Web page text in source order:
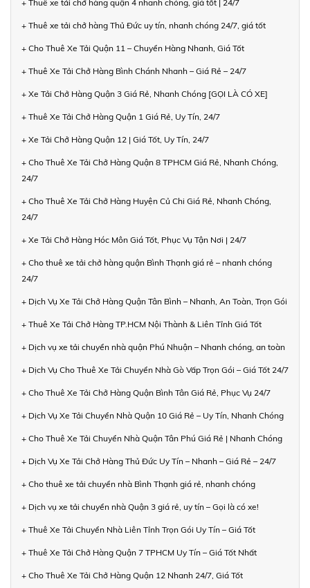
+ Thuê xe tải chở hàng quận 4 nhanh chóng, giá tốt | 24/7
+ Thuê xe tải chở hàng Thủ Đức uy tín, nhanh chóng 24/7, giá tốt
+ Cho Thuê Xe Tải Quận 11 – Chuyển Hàng Nhanh, Giá Tốt
+ Thuê Xe Tải Chở Hàng Bình Chánh Nhanh – Giá Rẻ – 24/7
+ Xe Tải Chở Hàng Quận 3 Giá Rẻ, Nhanh Chóng [GỌI LÀ CÓ XE]
+ Thuê Xe Tải Chở Hàng Quận 1 Giá Rẻ, Uy Tín, 24/7
+ Xe Tải Chở Hàng Quận 12 | Giá Tốt, Uy Tín, 24/7
+ Cho Thuê Xe Tải Chở Hàng Quận 8 TPHCM Giá Rẻ, Nhanh Chóng,
24/7
+ Cho Thuê Xe Tải Chở Hàng Huyện Củ Chi Giá Rẻ, Nhanh Chóng,
24/7
+ Xe Tải Chở Hàng Hóc Môn Giá Tốt, Phục Vụ Tận Nơi | 24/7
+ Cho thuê xe tải chở hàng quận Bình Thạnh giá rẻ – nhanh chóng
24/7
+ Dịch Vụ Xe Tải Chở Hàng Quận Tân Bình – Nhanh, An Toàn, Trọn Gói
+ Thuê Xe Tải Chở Hàng TP.HCM Nội Thành & Liên Tỉnh Giá Tốt
+ Dịch vụ xe tải chuyển nhà quận Phú Nhuận – Nhanh chóng, an toàn
+ Dịch Vụ Cho Thuê Xe Tải Chuyển Nhà Gò Vấp Trọn Gói – Giá Tốt 24/7
+ Cho Thuê Xe Tải Chở Hàng Quận Bình Tân Giá Rẻ, Phục Vụ 24/7
+ Dịch Vụ Xe Tải Chuyển Nhà Quận 10 Giá Rẻ – Uy Tín, Nhanh Chóng
+ Cho Thuê Xe Tải Chuyển Nhà Quận Tân Phú Giá Rẻ | Nhanh Chóng
+ Dịch Vụ Xe Tải Chở Hàng Thủ Đức Uy Tín – Nhanh – Giá Rẻ – 24/7
+ Cho thuê xe tải chuyển nhà Bình Thạnh giá rẻ, nhanh chóng
+ Dịch vụ xe tải chuyển nhà Quận 3 giá rẻ, uy tín – Gọi là có xe!
+ Thuê Xe Tải Chuyển Nhà Liên Tỉnh Trọn Gói Uy Tín – Giá Tốt
+ Thuê Xe Tải Chở Hàng Quận 7 TPHCM Uy Tín – Giá Tốt Nhất
+ Cho Thuê Xe Tải Chở Hàng Quận 12 Nhanh 24/7, Giá Tốt